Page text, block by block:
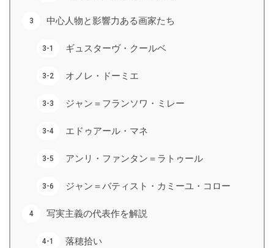
中心人物と影響力ある画家たち
ギュスターヴ・クールベ
オノレ・ドーミエ
ジャン＝フランソワ・ミレー
エドゥアール・マネ
アンリ・ファンタン＝ラトゥール
ジャン＝バティスト・カミーユ・コロー
写実主義の代表作を解説
落穂拾い